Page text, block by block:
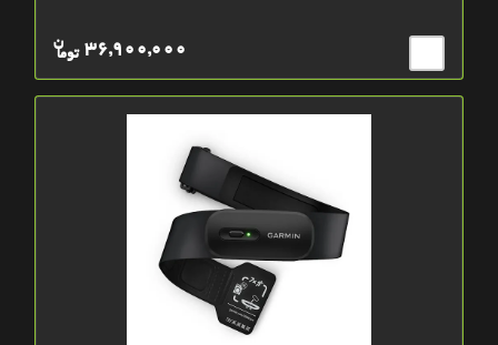
توما
ن 36,900,000